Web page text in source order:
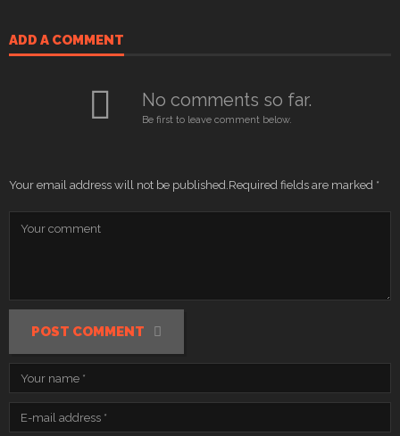
ADD A COMMENT
No comments so far.
Be first to leave comment below.
Your email address will not be published.Required fields are marked *
POST COMMENT